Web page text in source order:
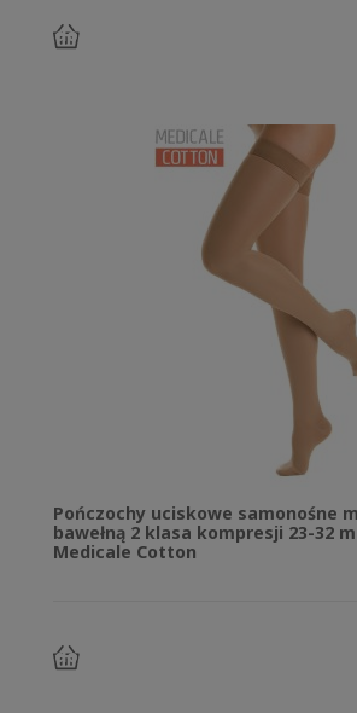
do
koszyka
Pończochy uciskowe samonośne
bawełną 2 klasa kompresji 23-32
Medicale Cotton
do